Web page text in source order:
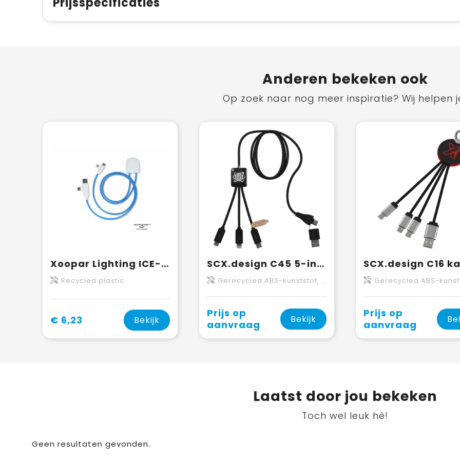
Anderen bekeken ook
Op zoek naar nog meer inspiratie? Wij helpen
Xoopar Lighting ICE-C Oplaadkabel
Recycled plastic
€ 6,23 Bekijk
SCX.design C45 5-in-1 oplaadkabel van rPET met gegevensoverdracht
Gerecycled ABS-kunststof, Gerecycled PET-kunststof
Prijs op
aanvraag
Bekijk
Gerecycled ABS-kunststof, Gerecycled PET-
Prijs op
aanvraag
Laatst door jou bekeken
Toch wel leuk hé!
Geen resultaten gevonden.